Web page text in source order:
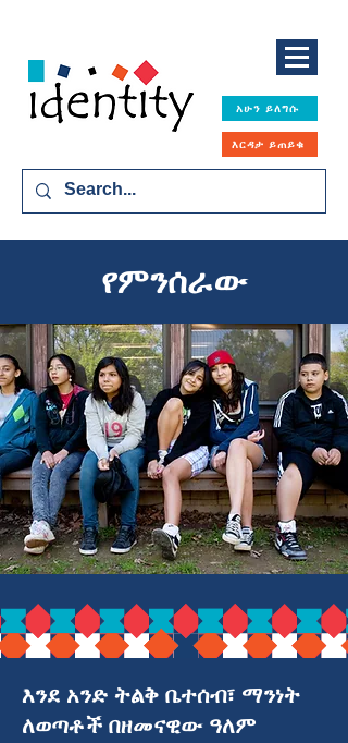
አሁን ይለግሱ
እርዳታ ይጠይቁ
የምንሰራው
እንደ አንድ ትልቅ ቤተሰብ፣ ማንነት
ለወጣቶች በዘመናዊው ዓለም